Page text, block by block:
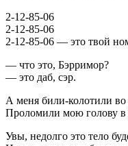
2-12-85-06
2-12-85-06
2-12-85-06 — это твой
— что это, Бэрримор?
— это даб, сэр.
А меня били-колотили во
Проломили мою голову в
Увы, недолго это тело